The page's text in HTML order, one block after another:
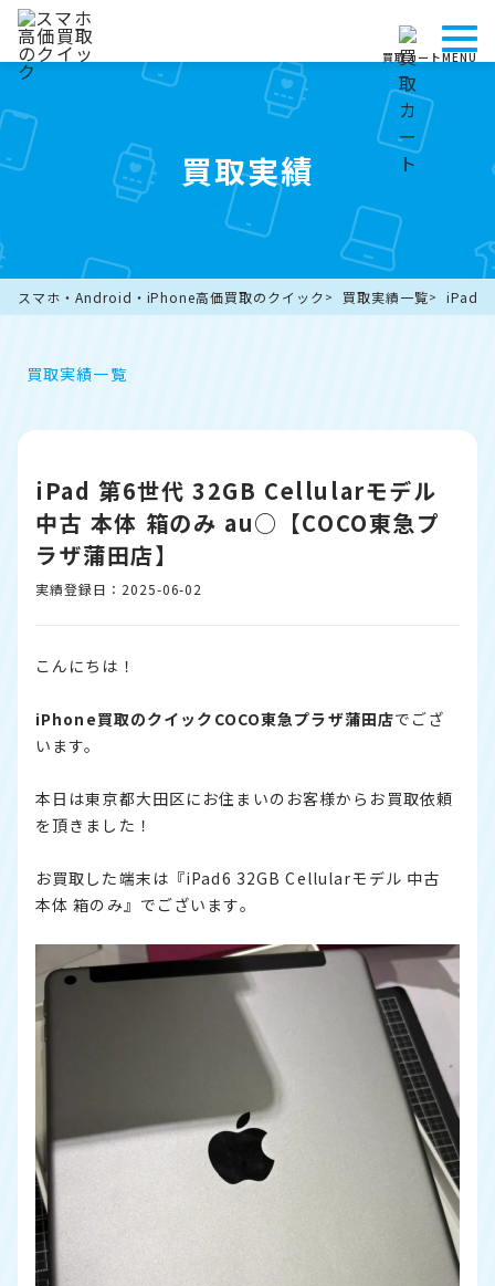
買取カートMENU
買取実績
スマホ・Android・iPhone高価買取のクイック 買取実績一覧 iPad
買取実績一覧
iPad 第6世代 32GB Cellularモデル
中古 本体 箱のみ au○【COCO東急プ
ラザ蒲田店】
実績登録日：2025-06-02
こんにちは！
iPhone買取のクイックCOCO東急プラザ蒲田店でござ
います。
本日は東京都大田区にお住まいのお客様からお買取依頼
を頂きました！
お買取した端末は『iPad6 32GB Cellularモデル 中古
本体 箱のみ』でございます。